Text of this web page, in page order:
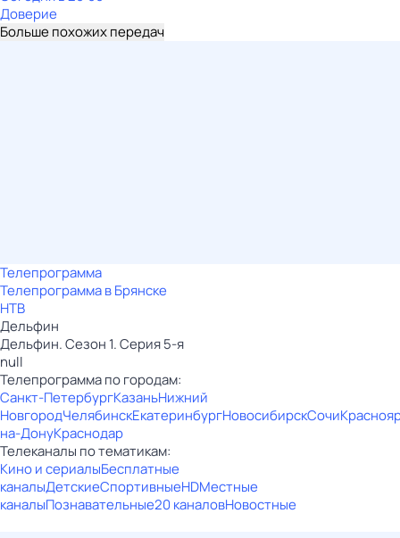
Доверие
Больше похожих передач
Телепрограмма
Телепрограмма в Брянске
НТВ
Дельфин
Дельфин. Сезон 1. Серия 5-я
null
Телепрограмма по городам:
Санкт-ПетербургКазаньНижний
НовгородЧелябинскЕкатеринбургНовосибирскСочи
на-ДонуКраснодар
Телеканалы по тематикам:
Кино и сериалыБесплатные
каналыДетскиеСпортивныеHDМестные
каналыПознавательные20 каналовНовостные